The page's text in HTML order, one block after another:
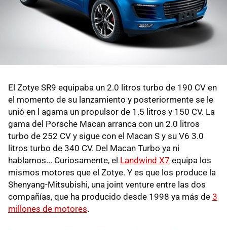
El Zotye SR9 equipaba un 2.0 litros turbo de 190 CV en
el momento de su lanzamiento y posteriormente se le
unió en l agama un propulsor de 1.5 litros y 150 CV. La
gama del Porsche Macan arranca con un 2.0 litros
turbo de 252 CV y sigue con el Macan S y su V6 3.0
litros turbo de 340 CV. Del Macan Turbo ya ni
hablamos... Curiosamente, el Landwind X7 equipa los
mismos motores que el Zotye. Y es que los produce la
Shenyang-Mitsubishi, una joint venture entre las dos
compañías, que ha producido desde 1998 ya más de 3
millones de motores.